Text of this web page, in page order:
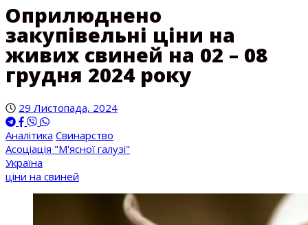
Оприлюднено
закупівельні ціни на
живих свиней на 02 – 08
грудня 2024 року
29 Листопада, 2024
Аналітика Свинарство
Асоціація "М'ясної галузі"
Україна
ціни на свиней